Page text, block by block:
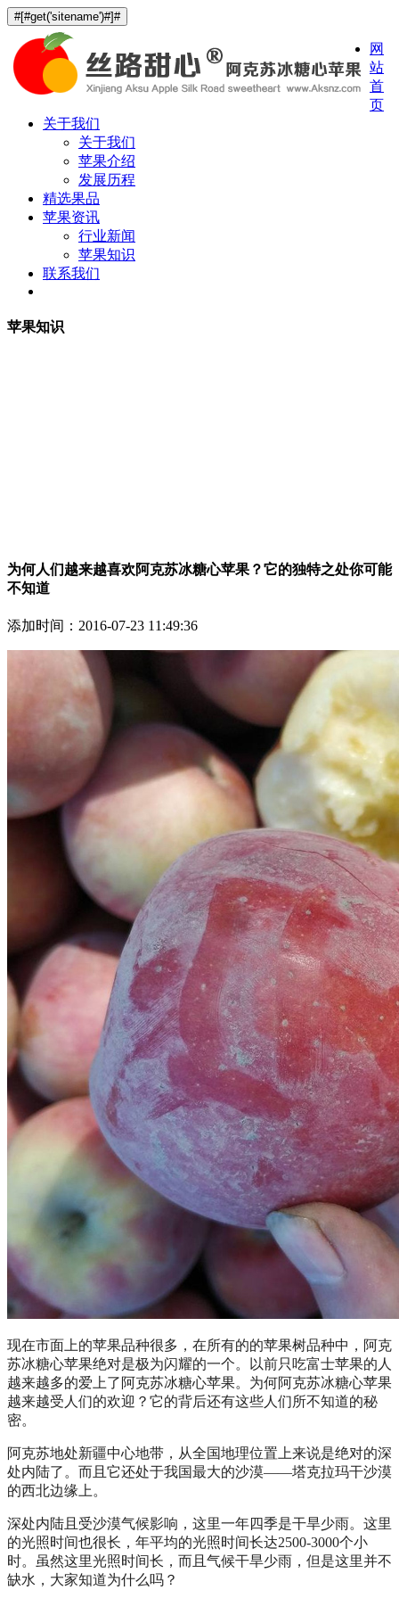
#[#get('sitename')#]#
网
站
首
页
关于我们
关于我们
苹果介绍
发展历程
精选果品
苹果资讯
行业新闻
苹果知识
联系我们
苹果知识
为何人们越来越喜欢阿克苏冰糖心苹果？它的独特之处你可能
不知道
添加时间： 2016-07-23 11:49:36
现在市面上的苹果品种很多，在所有的的苹果树品种中，阿克
苏冰糖心苹果绝对是极为闪耀的一个。以前只吃富士苹果的人
越来越多的爱上了阿克苏冰糖心苹果。为何阿克苏冰糖心苹果
越来越受人们的欢迎？它的背后还有这些人们所不知道的秘
密。
阿克苏地处新疆中心地带，从全国地理位置上来说是绝对的深
处内陆了。而且它还处于我国最大的沙漠——塔克拉玛干沙漠
的西北边缘上。
深处内陆且受沙漠气候影响，这里一年四季是干旱少雨。这里
的光照时间也很长，年平均的光照时间长达2500-3000个小
时。虽然这里光照时间长，而且气候干旱少雨，但是这里并不
缺水，大家知道为什么吗？